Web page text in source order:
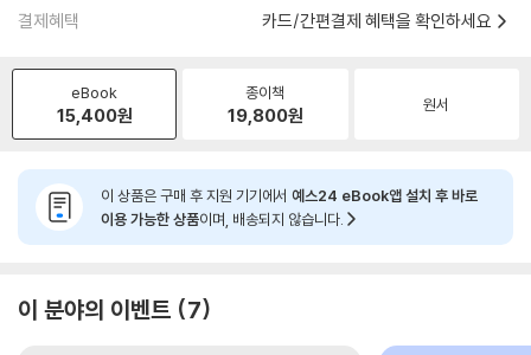
결제혜택 카드/간편결제 혜택을 확인하세요
eBook
15,400원
종이책
19,800원 원서
이 상품은 구매 후 지원 기기에서 예스24 eBook앱 설치 후 바로
이용 가능한 상품이며, 배송되지 않습니다.
이 분야의 이벤트 7